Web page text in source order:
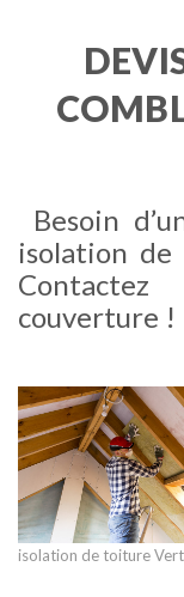
Besoin
isolation de
couverture !
isolation de toiture